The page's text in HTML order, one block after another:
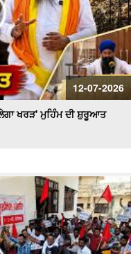
12-07-2026
ਖਰੜ' ਮੁਹਿੰਮ ਦੀ ਸ਼ੁਰੂਆਤ